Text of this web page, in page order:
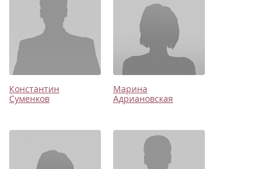
Константин
Суменков
Марина
Адриановская